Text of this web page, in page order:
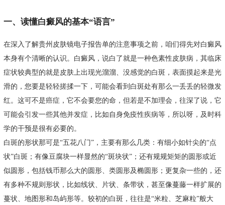
一、读懂白癜风的基本“语言”
在深入了解贵州皮肤镜电子报告单的注意事项之前，咱们得先对白癜风
本身有个清晰的认识。白癜风，说白了就是一种色素性皮肤病，其临床
症状较典型的就是皮肤上出现光溜溜、没感觉的白斑，表面摸起来是光
滑的，您要是轻轻搓揉一下，可能会看到白斑处有那么一丢丢的轻微发
红。这可不是癌症，它不会要您的命，但若是不加理会，往深了说，它
可能会引发一些其他并发症，比如自身免疫性疾病等，所以呀，及时科
学的干预是很有必要的。
白斑的形状那可是“五花八门”，主要有那么几类：有细小如针尖的“点
状”白斑；有像豆腐块一样显然的“斑块状”；还有规规矩矩的圆形或近
似圆形，包括钱币那么大的圆形、类圆形及椭圆形；更复杂一些的，还
有多种不规则形状，比如线状、片状、条带状，甚至像蔓藤一样扩展的
蔓状、地图形和岛屿形等。较初的白斑，往往是“米粒、芝麻粒”般大